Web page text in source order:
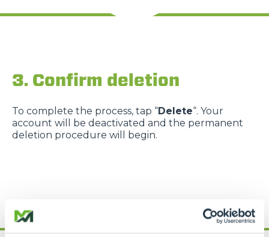
3. Confirm deletion
To complete the process, tap “Delete“. Your
account will be deactivated and the permanent
deletion procedure will begin.